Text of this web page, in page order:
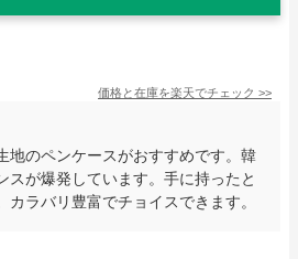
価格と在庫を楽天でチェック >>
地のペンケースがおすすめです。韓
スが爆発しています。手に持ったと
カラバリ豊富でチョイスできます。